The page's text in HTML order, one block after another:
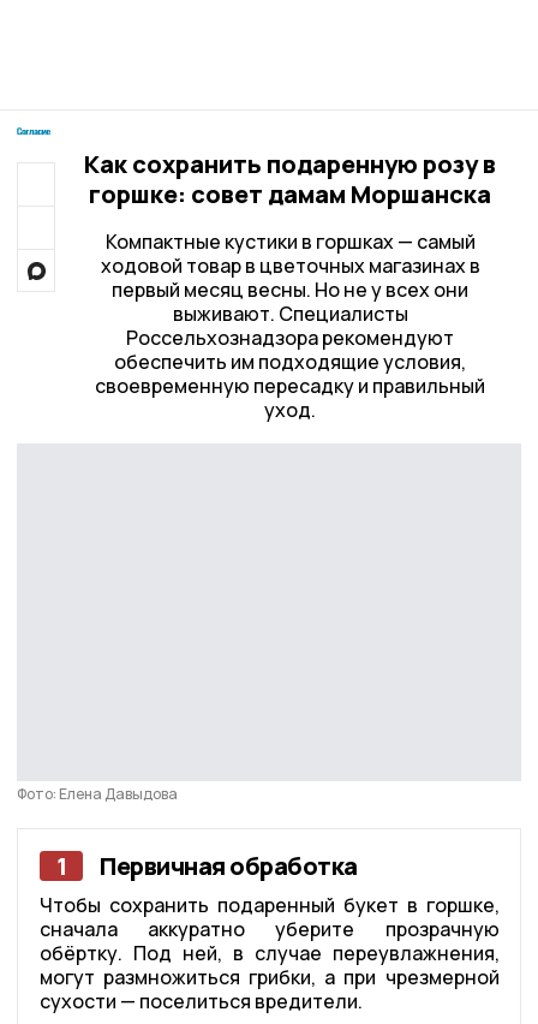
Как сохранить подаренную розу в
горшке: совет дамам Моршанска
Компактные кустики в горшках — самый
ходовой товар в цветочных магазинах в
первый месяц весны. Но не у всех они
выживают. Специалисты
Россельхознадзора рекомендуют
обеспечить им подходящие условия,
своевременную пересадку и правильный
уход.
Фото: Елена Давыдова
1 Первичная обработка
Чтобы сохранить подаренный букет в горшке,
сначала аккуратно уберите прозрачную
обёртку. Под ней, в случае переувлажнения,
могут размножиться грибки, а при чрезмерной
сухости — поселиться вредители.